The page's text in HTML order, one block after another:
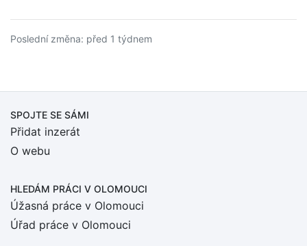
Poslední změna: před 1 týdnem
SPOJTE SE SÁMI
Přidat inzerát
O webu
HLEDÁM PRÁCI V OLOMOUCI
Úžasná práce v Olomouci
Úřad práce v Olomouci